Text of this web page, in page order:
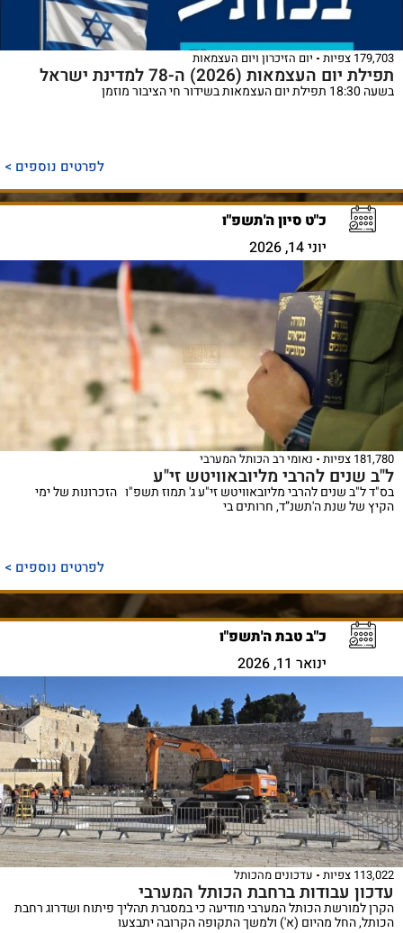
179,703 צפיות יום הזיכרון ויום העצמאות
תפילת יום העצמאות (2026) ה-78 למדינת ישראל
בשעה 18:30 תפילת יום העצמאות בשידור חי הציבור מוזמן
לפרטים נוספים >
כ"ט סיון ה'תשפ"ו
יוני 14, 2026
181,780 צפיות נאומי רב הכותל המערבי
ל"ב שנים להרבי מליובאוויטש זי"ע
בס"ד ל"ב שנים להרבי מליובאוויטש זי"ע ג' תמוז תשפ"ו הזכרונות של ימי
הקיץ של שנת ה'תשנ”ד, חרותים בי
לפרטים נוספים >
כ"ב טבת ה'תשפ"ו
ינואר 11, 2026
113,022 צפיות עדכונים מהכותל
עדכון עבודות ברחבת הכותל המערבי
הקרן למורשת הכותל המערבי מודיעה כי במסגרת תהליך פיתוח ושדרוג רחבת
הכותל, החל מהיום (א') ולמשך התקופה הקרובה יתבצעו